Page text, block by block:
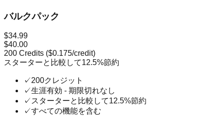
バルクパック
$34.99
$40.00
200 Credits ($0.175/credit)
スターターと比較して12.5%節約
✓200クレジット
✓生涯有効 - 期限切れなし
✓ スターターと比較して12.5%節約
✓すべての機能を含む